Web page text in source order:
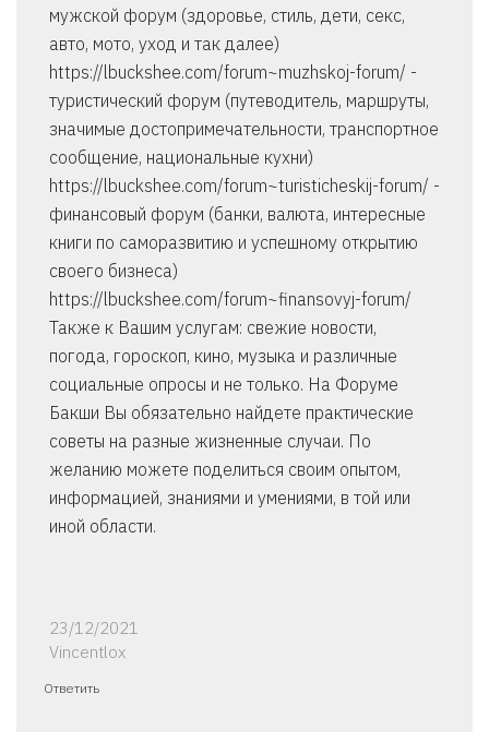
мужской форум (здоровье, стиль, дети, секс,
авто, мото, уход и так далее)
https://lbuckshee.com/forum~muzhskoj-forum/ -
туристический форум (путеводитель, маршруты,
значимые достопримечательности, транспортное
сообщение, национальные кухни)
https://lbuckshee.com/forum~turisticheskij-forum/ -
финансовый форум (банки, валюта, интересные
книги по саморазвитию и успешному открытию
своего бизнеса)
https://lbuckshee.com/forum~finansovyj-forum/
Также к Вашим услугам: свежие новости,
погода, гороскоп, кино, музыка и различные
социальные опросы и не только. На Форуме
Бакши Вы обязательно найдете практические
советы на разные жизненные случаи. По
желанию можете поделиться своим опытом,
информацией, знаниями и умениями, в той или
иной области.
23/12/2021
Vincentlox
Ответить